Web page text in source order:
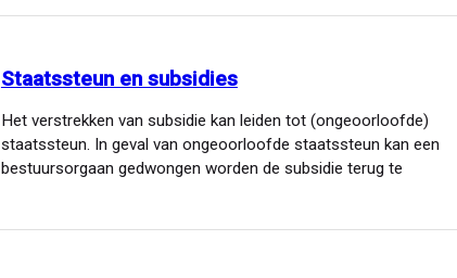
Staatssteun en subsidies
Het verstrekken van subsidie kan leiden tot (ongeoorloofde)
staatssteun. In geval van ongeoorloofde staatssteun kan een
bestuursorgaan gedwongen worden de subsidie terug te